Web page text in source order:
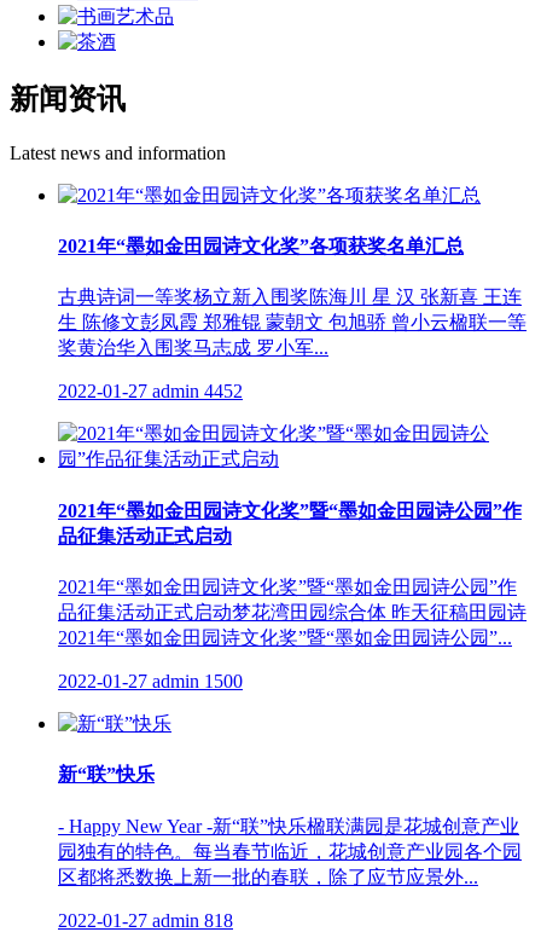
新闻资讯
Latest news and information
2021年“墨如金田园诗文化奖”各项获奖名单汇总
古典诗词一等奖杨立新入围奖陈海川 星 汉 张新喜 王连
生 陈修文彭凤霞 郑雅锟 蒙朝文 包旭骄 曾小云楹联一等
奖黄治华入围奖马志成 罗小军...
2022-01-27 admin 4452
2021年“墨如金田园诗文化奖”暨“墨如金田园诗公园”作
品征集活动正式启动
2021年“墨如金田园诗文化奖”暨“墨如金田园诗公园”作
品征集活动正式启动梦花湾田园综合体 昨天征稿田园诗
2021年“墨如金田园诗文化奖”暨“墨如金田园诗公园”...
2022-01-27 admin 1500
新“联”快乐
- Happy New Year -新“联”快乐楹联满园是花城创意产业
园独有的特色。每当春节临近，花城创意产业园各个园
区都将悉数换上新一批的春联，除了应节应景外...
2022-01-27 admin 818